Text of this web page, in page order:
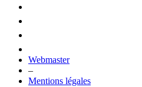
Webmaster
–
Mentions légales